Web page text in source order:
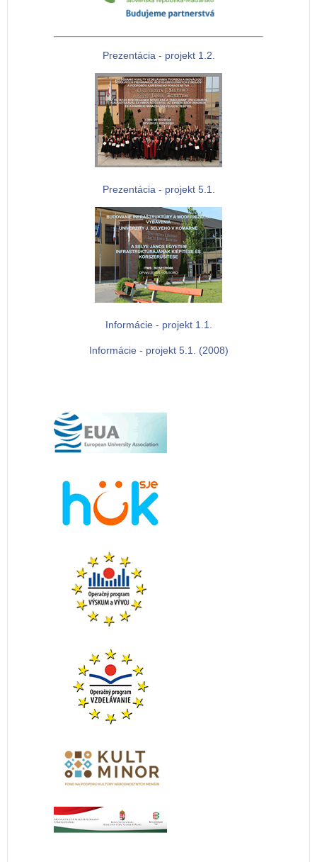
Prezentácia - projekt 1.2.
Prezentácia - projekt 5.1.
Informácie - projekt 1.1.
Informácie - projekt 5.1. (2008)